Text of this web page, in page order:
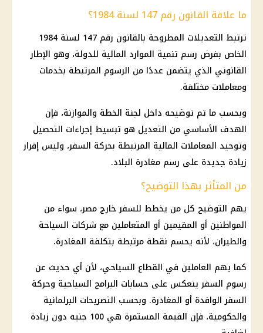
ما علاقة القانون رقم 147 لسنة 1984؟
ترتبط التعديلات المطروحة بالقانون رقم 147 لسنة 1984
الخاص بفرض رسم تنمية الموارد المالية للدولة، وهو الإطار
القانوني الذي يتضمن عددًا من الرسوم المرتبطة بخدمات
ومعاملات مختلفة.
وبحسب ما تم توضيحه داخل لجنة الخطة والموازنة، فإن
الهدف الأساسي من التعديل هو تبسيط إجراءات التحصيل
وتوحيد المعاملات المالية المرتبطة بحركة السفر، وليس إقرار
زيادة جديدة على رسم مغادرة البلاد.
من المتأثر بهذا التوضيح؟
يهم التوضيح كل من يخطط للسفر خارج مصر، سواء من
المواطنين أو المقيمين أو المتعاملين مع شركات السياحة
والطيران، لأنه يحسم نقطة مرتبطة بتكلفة المغادرة.
كما يهم العاملين في القطاع السياحي، لأن أي حديث عن
رسوم السفر ينعكس على حسابات البرامج السياحية وحركة
السفر الوافدة أو المغادرة. وبحسب التصريحات البرلمانية
والحكومية، فإن القيمة المستمرة هي 100 جنيه دون زيادة